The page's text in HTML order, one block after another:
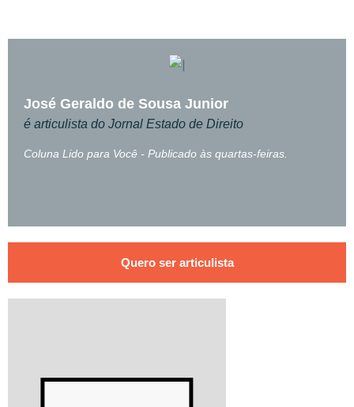
Coluna Lido para Você - Publicado às quartas-feiras.
José Geraldo de Sousa Junior
é articulista do Jornal Estado de Direito
Quero ser articulista